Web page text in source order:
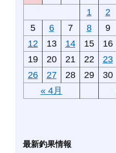
« 4月
1 2
5
6 7 8 9
12
13 14 15 16
19
20 21 22 23
26
27 28 29 30
最新釣果情報